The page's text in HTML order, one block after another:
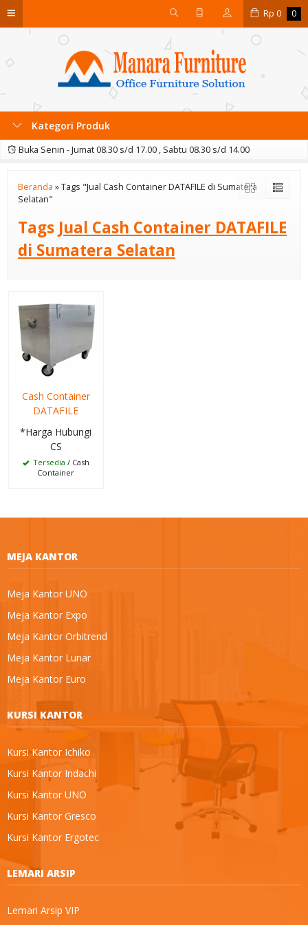
Rp 0 0
Kategori Produk
Buka Senin - Jumat 08.30 s/d 17.00 , Sabtu 08.30 s/d 14.00
Beranda »Tags "Jual Cash Container DATAFILE di Sumatera
Selatan"
Tags Jual Cash Container DATAFILE
di Sumatera Selatan
Cash Container
DATAFILE
*Harga Hubungi
CS
Tersedia / Cash
Container
MEJA KANTOR
Meja Kantor UNO
Meja Kantor Expo
Meja Kantor Orbitrend
Meja Kantor Lunar
Meja Kantor Euro
KURSI KANTOR
Kursi Kantor Ichiko
Kursi Kantor Indachi
Kursi Kantor UNO
Kursi Kantor Gresco
Kursi Kantor Ergotec
LEMARI ARSIP
Lemari Arsip VIP